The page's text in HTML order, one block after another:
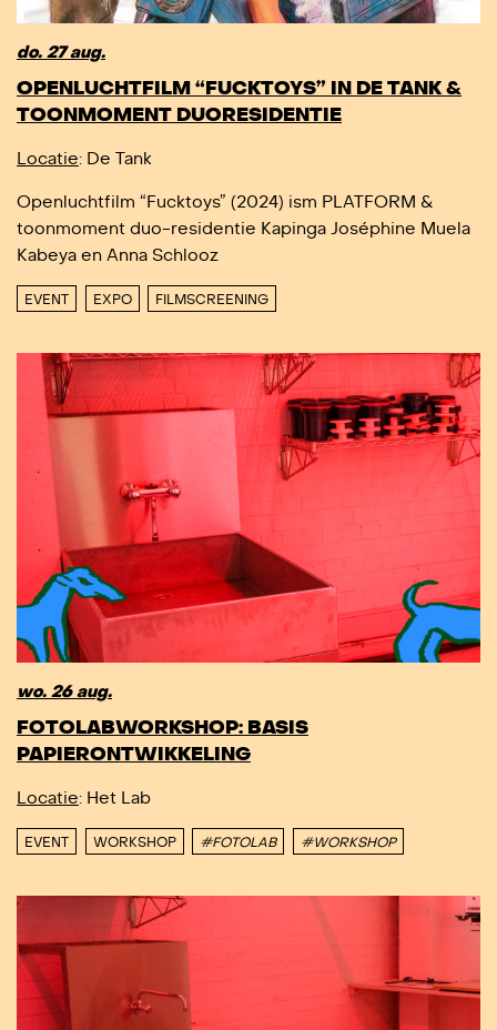
do. 27 aug.
OPENLUCHTFILM “FUCKTOYS” IN DE TANK &
TOONMOMENT DUORESIDENTIE
Locatie: De Tank
Openluchtfilm “Fucktoys” (2024) ism PLATFORM &
toonmoment duo-residentie Kapinga Joséphine Muela
Kabeya en Anna Schlooz
EVENT EXPO FILMSCREENING
wo. 26 aug.
FOTOLABWORKSHOP: BASIS
PAPIERONTWIKKELING
Locatie: Het Lab
EVENT WORKSHOP #FOTOLAB #WORKSHOP